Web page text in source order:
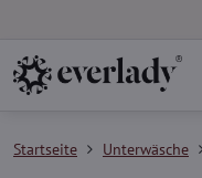
Startseite Unterwäsche